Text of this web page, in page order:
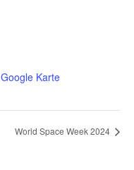
Google Karte
World Space Week 2024